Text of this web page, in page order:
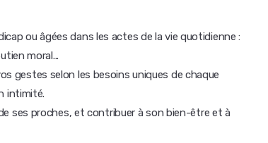
ou âgées dans les actes de la vie quotidienne :
moral...
gestes selon les besoins uniques de chaque
intimité.
ses proches, et contribuer à son bien-être et à